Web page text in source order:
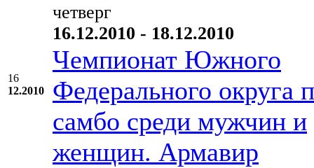
16
12.2010
четверг
16.12.2010 - 18.12.2010
Чемпионат Южного
Федерального округа
самбо среди мужчин и
женщин. Армавир